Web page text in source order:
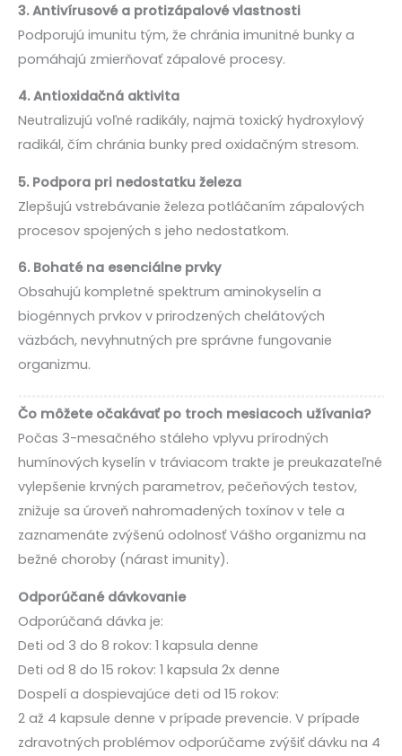
3. Antivírusové a protizápalové vlastnosti
Podporujú imunitu tým, že chránia imunitné bunky a
pomáhajú zmierňovať zápalové procesy.
4. Antioxidačná aktivita
Neutralizujú voľné radikály, najmä toxický hydroxylový
radikál, čím chránia bunky pred oxidačným stresom.
5. Podpora pri nedostatku železa
Zlepšujú vstrebávanie železa potláčaním zápalových
procesov spojených s jeho nedostatkom.
6. Bohaté na esenciálne prvky
Obsahujú kompletné spektrum aminokyselín a
biogénnych prvkov v prirodzených chelátových
väzbách, nevyhnutných pre správne fungovanie
organizmu.
Čo môžete očakávať po troch mesiacoch užívania?
Počas 3-mesačného stáleho vplyvu prírodných
humínových kyselín v tráviacom trakte je preukazateľné
vylepšenie krvných parametrov, pečeňových testov,
znižuje sa úroveň nahromadených toxínov v tele a
zaznamenáte zvýšenú odolnosť Vášho organizmu na
bežné choroby (nárast imunity).
Odporúčané dávkovanie
Odporúčaná dávka je:
Deti od 3 do 8 rokov: 1 kapsula denne
Deti od 8 do 15 rokov: 1 kapsula 2x denne
Dospelí a dospievajúce deti od 15 rokov:
2 až 4 kapsule denne v prípade prevencie. V prípade
zdravotných problémov odporúčame zvýšiť dávku na 4